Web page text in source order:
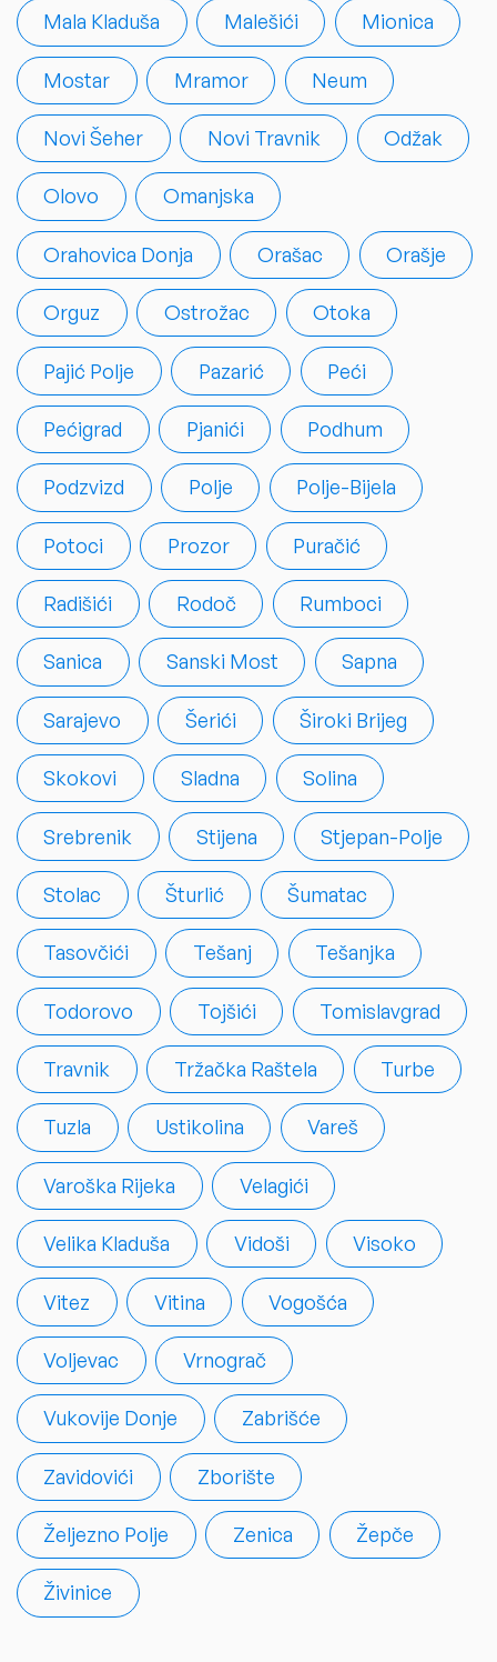
Mala Kladuša Malešići Mionica
Mostar Mramor Neum
Novi Šeher Novi Travnik Odžak
Olovo Omanjska
Orahovica Donja Orašac Orašje
Orguz Ostrožac Otoka
Pajić Polje Pazarić Peći
Pećigrad Pjanići Podhum
Podzvizd Polje Polje-Bijela
Potoci Prozor Puračić
Radišići Rodoč Rumboci
Sanica Sanski Most Sapna
Sarajevo Šerići Široki Brijeg
Skokovi Sladna Solina
Srebrenik Stijena Stjepan-Polje
Stolac Šturlić Šumatac
Tasovčići Tešanj Tešanjka
Todorovo Tojšići Tomislavgrad
Travnik Tržačka Raštela Turbe
Tuzla Ustikolina Vareš
Varoška Rijeka Velagići
Velika Kladuša Vidoši Visoko
Vitez Vitina Vogošća
Voljevac Vrnograč
Vukovije Donje Zabrišće
Zavidovići Zborište
Željezno Polje Zenica Žepče
Živinice